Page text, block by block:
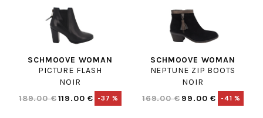
SCHMOOVE WOMAN
PICTURE FLASH
NOIR
189.00 €119.00 € -37 %
SCHMOOVE WOMAN
NEPTUNE ZIP BOOTS
NOIR
169.00 € 99.00 € -41 %